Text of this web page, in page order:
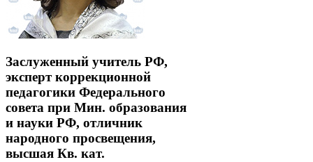
Заслуженный учитель РФ,
эксперт коррекционной
педагогики Федерального
совета при Мин. образования
и науки РФ, отличник
народного просвещения,
высшая Кв. кат.